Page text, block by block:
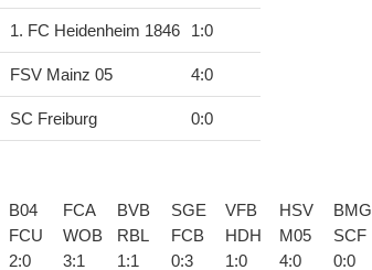
1. FC Heidenheim 1846 1:0
FSV Mainz 05 4:0
SC Freiburg 0:0
B04
FCU
2:0
FCA
WOB
3:1
BVB
RBL
1:1
SGE
FCB
0:3
VFB
HDH
1:0
HSV
M05
4:0
BMG
SCF
0:0